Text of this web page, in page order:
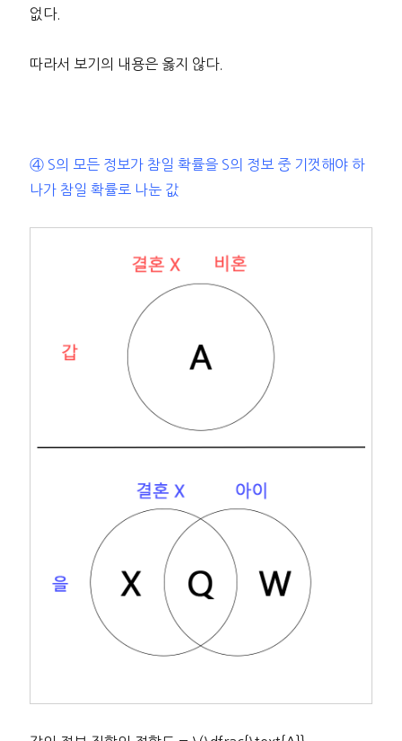
없다.
따라서 보기의 내용은 옳지 않다.
④ S의 모든 정보가 참일 확률을 S의 정보 중 기껏해야 하
나가 참일 확률로 나눈 값